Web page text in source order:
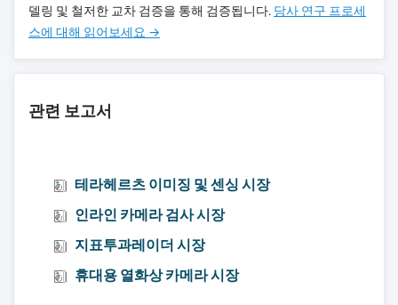
델링 및 철저한 교차 검증을 통해 검증됩니다. 당사 연구 프로세
스에 대해 읽어보세요 →
관련 보고서
테라헤르츠 이미징 및 센싱 시장
인라인 카메라 검사 시장
지표투과레이더 시장
휴대용 열화상 카메라 시장